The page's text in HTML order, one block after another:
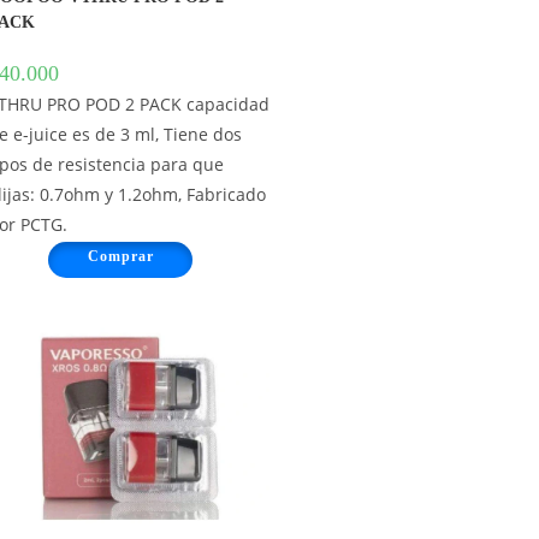
40.000
PRO POD 2 PACK capacidad
e-juice es de 3 ml, Tiene dos
de resistencia para que
0.7ohm y 1.2ohm, Fabricado
PCTG.
Comprar